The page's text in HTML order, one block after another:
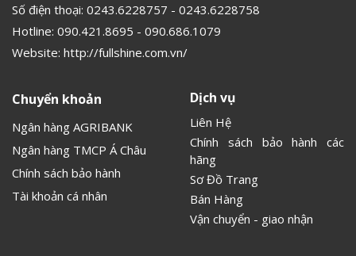
Số điện thoại: 0243.6228757 - 0243.6228758
Hotline: 090.421.8695 - 090.686.1079
Website: http://fullshine.com.vn/
Chuyển khoản
Ngân hàng AGRIBANK
Ngân hàng TMCP Á Châu
Chính sách bảo hành
Tài khoản cá nhân
Dịch vụ
Liên Hệ
Chính sách bảo hành các
hãng
Sơ Đồ Trang
Bán Hàng
Vận chuyển - giao nhận